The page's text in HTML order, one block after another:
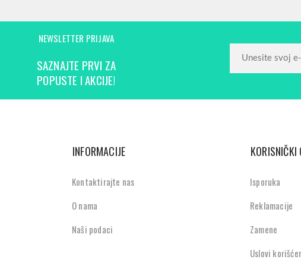
NEWSLETTER PRIJAVA
SAZNAJTE PRVI ZA
POPUSTE I AKCIJE!
INFORMACIJE
Kontaktirajte nas
O nama
Naši podaci
KORISNIČKI
Isporuka
Reklamacije
Zamene
Uslovi